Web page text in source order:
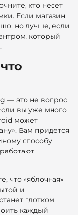
кто несет
Если магазин
но лучше, если
который
— это не вопрос
вы уже много
может
Вам придется
способу
что «яблочная»
и
глотком
каждый